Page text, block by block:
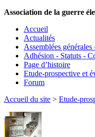
Association de la guerre
Accueil
Actualités
Assemblées générales
Adhésion - Statuts -
Page d’histoire
Etude-prospective et
Forum
Accueil du site > Etude-